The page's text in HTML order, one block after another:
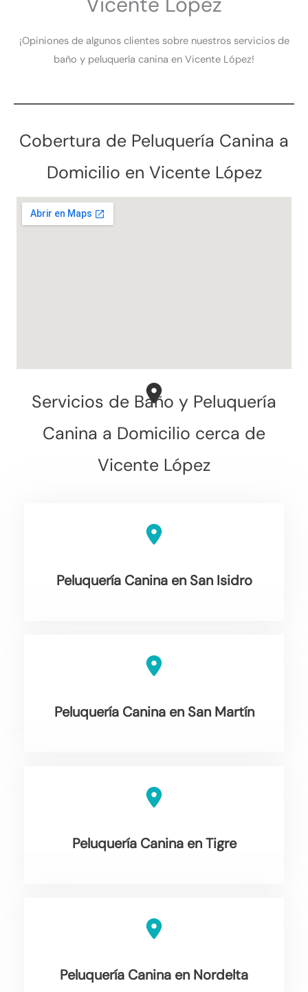
¡Opiniones de algunos clientes sobre nuestros servicios de
baño y peluquería canina en Vicente López!
Cobertura de Peluquería Canina a
Domicilio en Vicente López
Servicios de Baño y Peluquería
Canina a Domicilio cerca de
Vicente López
Peluquería Canina en San Isidro
Peluquería Canina en San Martín
Peluquería Canina en Tigre
Peluquería Canina en Nordelta